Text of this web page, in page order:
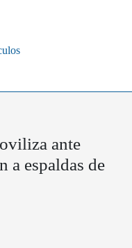
ante
a espaldas de